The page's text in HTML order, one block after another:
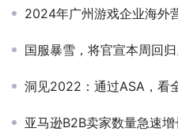
2024年广州游戏企业海外
国服暴雪，将官宣本周回归
洞见2022：通过ASA，看全球高吸
亚马逊B2B卖家数量急速